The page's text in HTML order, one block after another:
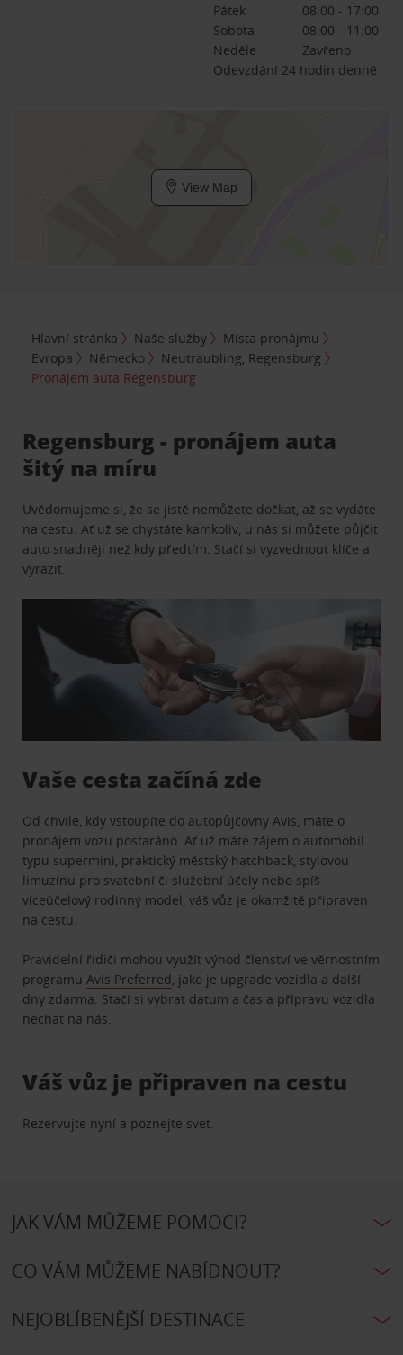
Pátek
08:00 - 17:00
Sobota
08:00 - 11:00
Neděle
Zavřeno
Odevzdání 24 hodin denně
View Map
Hlavní stránka Naše služby
Místa pronájmu
Evropa
Německo
Neutraubling, Regensburg
Pronájem auta Regensburg
Regensburg - pronájem auta
šitý na míru
Uvědomujeme si, že se jistě nemůžete dočkat, až se vydáte
na cestu. Ať už se chystáte kamkoliv, u nás si můžete půjčit
auto snadněji než kdy předtím. Stačí si vyzvednout klíče a
vyrazit.
Vaše cesta začíná zde
Od chvíle, kdy vstoupíte do autopůjčovny Avis, máte o
pronájem vozu postaráno. Ať už máte zájem o automobil
typu supermini, praktický městský hatchback, stylovou
limuzínu pro svatební či služební účely nebo spíš
víceúčelový rodinný model, váš vůz je okamžitě připraven
na cestu.
Pravidelní řidiči mohou využít výhod členství ve věrnostním
programuAvis Preferred, jako je upgrade vozidla a další
dny zdarma. Stačí si vybrat datum a čas a přípravu vozidla
nechat na nás.
Váš vůz je připraven na cestu
Rezervujte nyní a poznejte svet.
JAK VÁM MŮŽEME POMOCI?
CO VÁM MŮŽEME NABÍDNOUT?
NEJOBLÍBENĚJŠÍ DESTINACE